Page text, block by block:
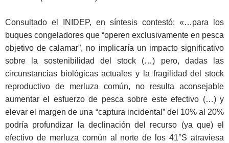
Consultado el INIDEP, en síntesis contestó: «…para los
buques congeladores que “operen exclusivamente en pesca
objetivo de calamar”, no implicaría un impacto significativo
sobre la sostenibilidad del stock (…) pero, dadas las
circunstancias biológicas actuales y la fragilidad del stock
reproductivo de merluza común, no resulta aconsejable
aumentar el esfuerzo de pesca sobre este efectivo (…) y
elevar el margen de una “captura incidental” del 10% al 20%
podría profundizar la declinación del recurso (ya que) el
efectivo de merluza común al norte de los 41°S atraviesa